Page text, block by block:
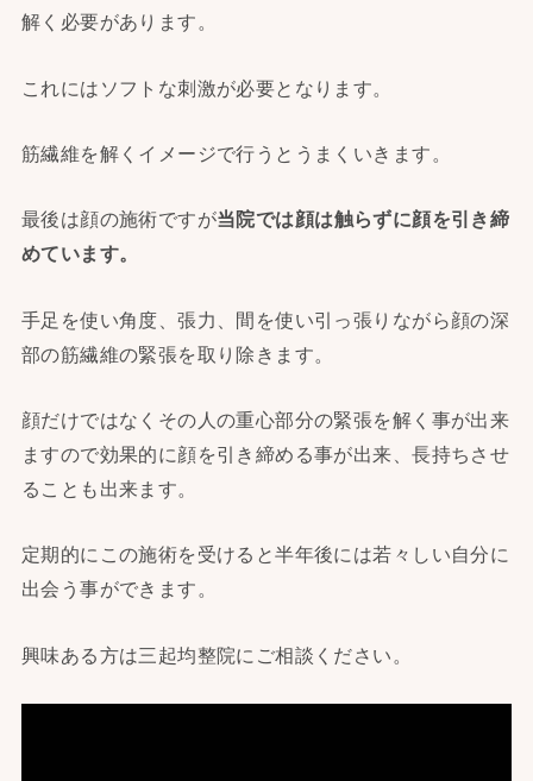
解く必要があります。
これにはソフトな刺激が必要となります。
筋繊維を解くイメージで行うとうまくいきます。
最後は顔の施術ですが当院では顔は触らずに顔を引き締
めています。
手足を使い角度、張力、間を使い引っ張りながら顔の深
部の筋繊維の緊張を取り除きます。
顔だけではなくその人の重心部分の緊張を解く事が出来
ますので効果的に顔を引き締める事が出来、長持ちさせ
ることも出来ます。
定期的にこの施術を受けると半年後には若々しい自分に
出会う事ができます。
興味ある方は三起均整院にご相談ください。